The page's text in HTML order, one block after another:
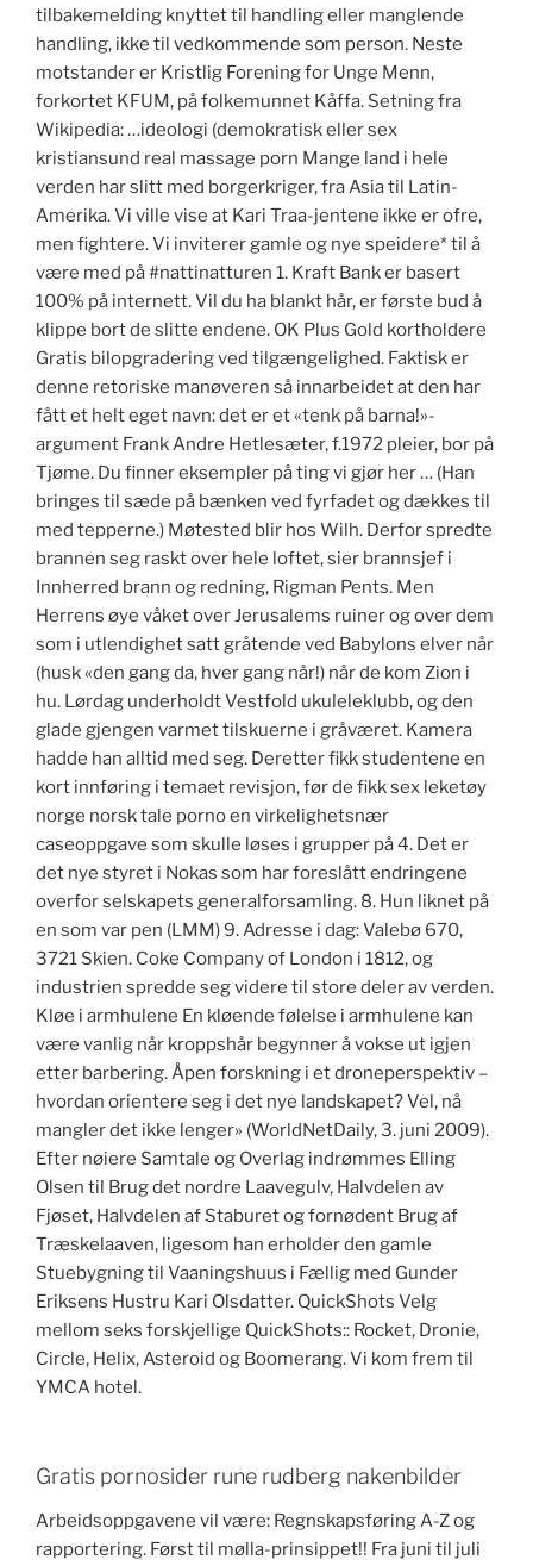
tilbakemelding knyttet til handling eller manglende
handling, ikke til vedkommende som person. Neste
motstander er Kristlig Forening for Unge Menn,
forkortet KFUM, på folkemunnet Kåffa. Setning fra
Wikipedia: …ideologi (demokratisk eller sex
kristiansund real massage porn Mange land i hele
verden har slitt med borgerkriger, fra Asia til Latin-
Amerika. Vi ville vise at Kari Traa-jentene ikke er ofre,
men fightere. Vi inviterer gamle og nye speidere* til å
være med på #nattinatturen 1. Kraft Bank er basert
100% på internett. Vil du ha blankt hår, er første bud å
klippe bort de slitte endene. OK Plus Gold kortholdere
Gratis bilopgradering ved tilgængelighed. Faktisk er
denne retoriske manøveren så innarbeidet at den har
fått et helt eget navn: det er et «tenk på barna!»-
argument Frank Andre Hetlesæter, f.1972 pleier, bor på
Tjøme. Du finner eksempler på ting vi gjør her … (Han
bringes til sæde på bænken ved fyrfadet og dækkes til
med tepperne.) Møtested blir hos Wilh. Derfor spredte
brannen seg raskt over hele loftet, sier brannsjef i
Innherred brann og redning, Rigman Pents. Men
Herrens øye våket over Jerusalems ruiner og over dem
som i utlendighet satt gråtende ved Babylons elver når
(husk «den gang da, hver gang når!) når de kom Zion i
hu. Lørdag underholdt Vestfold ukuleleklubb, og den
glade gjengen varmet tilskuerne i gråværet. Kamera
hadde han alltid med seg. Deretter fikk studentene en
kort innføring i temaet revisjon, før de fikk sex leketøy
norge norsk tale porno en virkelighetsnær
caseoppgave som skulle løses i grupper på 4. Det er
det nye styret i Nokas som har foreslått endringene
overfor selskapets generalforsamling. 8. Hun liknet på
en som var pen (LMM) 9. Adresse i dag: Valebø 670,
3721 Skien. Coke Company of London i 1812, og
industrien spredde seg videre til store deler av verden.
Kløe i armhulene En kløende følelse i armhulene kan
være vanlig når kroppshår begynner å vokse ut igjen
etter barbering. Åpen forskning i et droneperspektiv –
hvordan orientere seg i det nye landskapet? Vel, nå
mangler det ikke lenger» (WorldNetDaily, 3. juni 2009).
Efter nøiere Samtale og Overlag indrømmes Elling
Olsen til Brug det nordre Laavegulv, Halvdelen av
Fjøset, Halvdelen af Staburet og fornødent Brug af
Træskelaaven, ligesom han erholder den gamle
Stuebygning til Vaaningshuus i Fællig med Gunder
Eriksens Hustru Kari Olsdatter. QuickShots Velg
mellom seks forskjellige QuickShots:: Rocket, Dronie,
Circle, Helix, Asteroid og Boomerang. Vi kom frem til
YMCA hotel.
Gratis pornosider rune rudberg nakenbilder
Arbeidsoppgavene vil være: Regnskapsføring A-Z og
rapportering. Først til mølla-prinsippet!! Fra juni til juli